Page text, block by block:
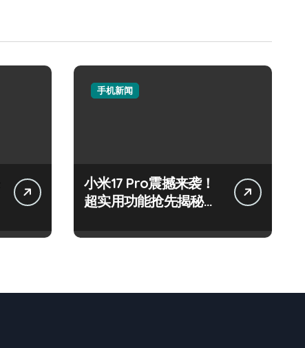
手机新闻
小米17 Pro震撼来袭！
超实用功能抢先揭秘，